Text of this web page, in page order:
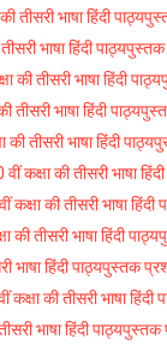
तीसरी भाषा हिंदी
भाषा हिंदी
की तीसरी भाषा हिंदी
तीसरी भाषा हिंदी
तीसरी भाषा हिंदी
कक्षा की तीसरी भाषा
कक्षा की तीसरी भाषा
की तीसरी भाषा हिंदी
भाषा हिंदी पाठ्यपुस्तक
कक्षा की तीसरी भाषा
भाषा हिंदी पाठ्यपुस्तक